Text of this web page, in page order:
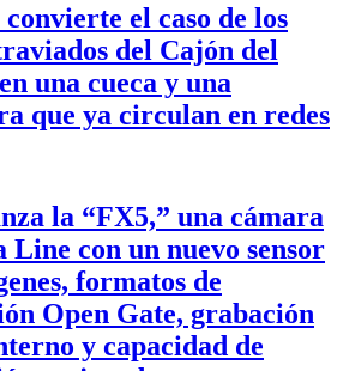
el caso de los
del Cajón del
una cueca y una
que ya circulan en redes
la “FX5,” una cámara
Line con un nuevo sensor
formatos de
Open Gate, grabación
y capacidad de